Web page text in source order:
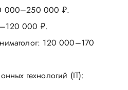
000–250 000 ₽.
000 ₽.
120 000–170
технологий (IT):